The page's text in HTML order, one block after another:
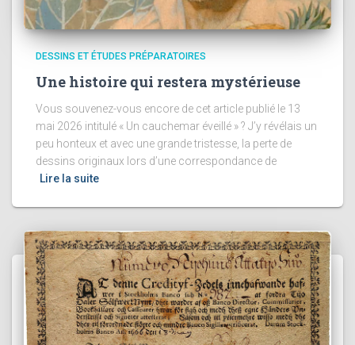
DESSINS ET ÉTUDES PRÉPARATOIRES
Une histoire qui restera mystérieuse
Vous souvenez-vous encore de cet article publié le 13
mai 2026 intitulé « Un cauchemar éveillé » ? J’y révélais un
peu honteux et avec une grande tristesse, la perte de
dessins originaux lors d’une correspondance de
Lire la suite